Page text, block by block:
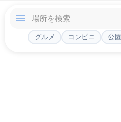
グルメ コンビニ 公園